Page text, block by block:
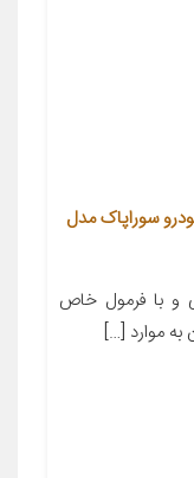
سوراپاک مدل
و با فرمول خاص
به موارد […]